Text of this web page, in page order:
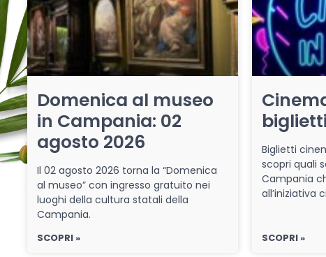
Domenica al museo
in Campania: 02
agosto 2026
Il 02 agosto 2026 torna la “Domenica
al museo” con ingresso gratuito nei
luoghi della cultura statali della
Campania.
SCOPRI »
Biglietti
scopri quali
Campania
all’iniziativa
SCOPRI »